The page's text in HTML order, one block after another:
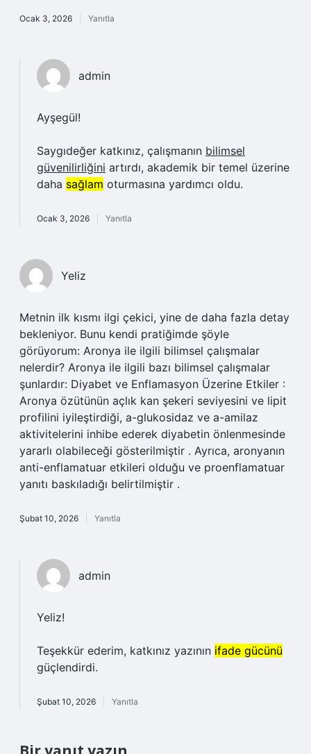
Ocak 3, 2026 Yanıtla
admin
Ayşegül!
Saygıdeğer katkınız, çalışmanın bilimsel
güvenilirliğini artırdı, akademik bir temel üzerine
daha sağlam oturmasına yardımcı oldu.
Ocak 3, 2026 Yanıtla
Yeliz
Metnin ilk kısmı ilgi çekici, yine de daha fazla detay
bekleniyor. Bunu kendi pratiğimde şöyle
görüyorum: Aronya ile ilgili bilimsel çalışmalar
nelerdir? Aronya ile ilgili bazı bilimsel çalışmalar
şunlardır: Diyabet ve Enflamasyon Üzerine Etkiler :
Aronya özütünün açlık kan şekeri seviyesini ve lipit
profilini iyileştirdiği, a-glukosidaz ve a-amilaz
aktivitelerini inhibe ederek diyabetin önlenmesinde
yararlı olabileceği gösterilmiştir . Ayrıca, aronyanın
anti-enflamatuar etkileri olduğu ve proenflamatuar
yanıtı baskıladığı belirtilmiştir .
Şubat 10, 2026 Yanıtla
admin
Yeliz!
Teşekkür ederim, katkınız yazının ifade gücünü
güçlendirdi.
Şubat 10, 2026 Yanıtla